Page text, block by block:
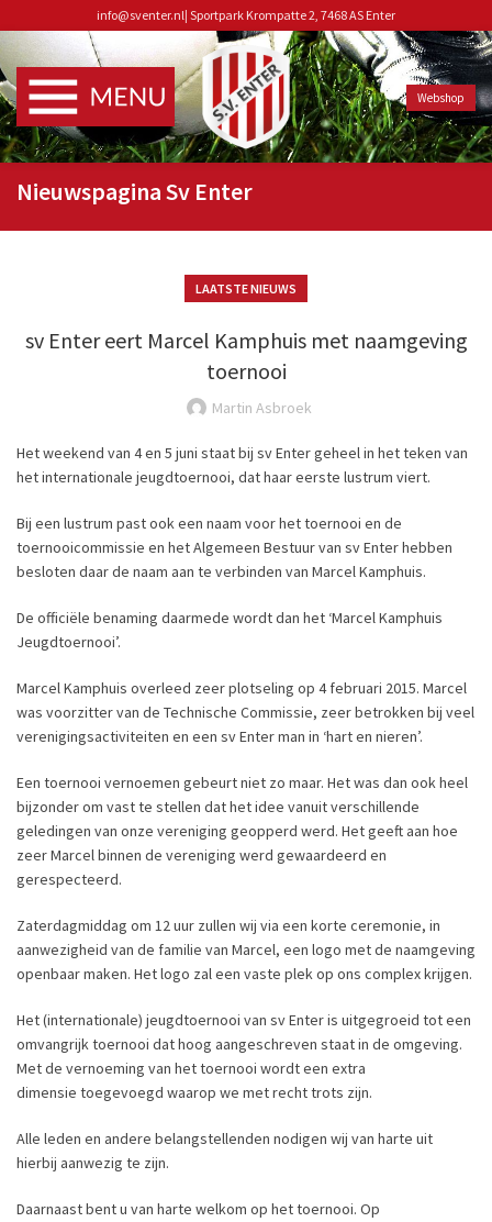
info@sventer.nl| Sportpark Krompatte 2, 7468 AS Enter
Webshop
Nieuwspagina Sv Enter
LAATSTE NIEUWS
sv Enter eert Marcel Kamphuis met naamgeving
toernooi
Martin Asbroek
Het weekend van 4 en 5 juni staat bij sv Enter geheel in het teken van
het internationale jeugdtoernooi, dat haar eerste lustrum viert.
Bij een lustrum past ook een naam voor het toernooi en de
toernooicommissie en het Algemeen Bestuur van sv Enter hebben
besloten daar de naam aan te verbinden van Marcel Kamphuis.
De officiële benaming daarmede wordt dan het ‘Marcel Kamphuis
Jeugdtoernooi’.
Marcel Kamphuis overleed zeer plotseling op 4 februari 2015. Marcel
was voorzitter van de Technische Commissie, zeer betrokken bij veel
verenigingsactiviteiten en een sv Enter man in ‘hart en nieren’.
Een toernooi vernoemen gebeurt niet zo maar. Het was dan ook heel
bijzonder om vast te stellen dat het idee vanuit verschillende
geledingen van onze vereniging geopperd werd. Het geeft aan hoe
zeer Marcel binnen de vereniging werd gewaardeerd en
gerespecteerd.
Zaterdagmiddag om 12 uur zullen wij via een korte ceremonie, in
aanwezigheid van de familie van Marcel, een logo met de naamgeving
openbaar maken. Het logo zal een vaste plek op ons complex krijgen.
Het (internationale) jeugdtoernooi van sv Enter is uitgegroeid tot een
omvangrijk toernooi dat hoog aangeschreven staat in de omgeving.
Met de vernoeming van het toernooi wordt een extra
dimensie toegevoegd waarop we met recht trots zijn.
Alle leden en andere belangstellenden nodigen wij van harte uit
hierbij aanwezig te zijn.
Daarnaast bent u van harte welkom op het toernooi. Op